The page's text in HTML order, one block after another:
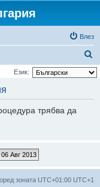
Влез
ъ
Език:
трябва да
зоната UTC+01:00 UTC+1